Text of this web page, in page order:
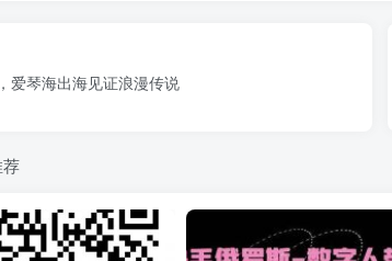
爱琴海出海见证浪漫传说